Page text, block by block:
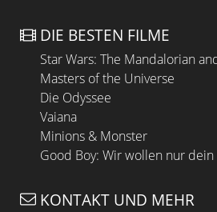
DIE BESTEN FILME
Star Wars: The Mandalorian
Masters of the Universe
Die Odyssee
Vaiana
Minions & Monster
Good Boy: Wir wollen nur dein
KONTAKT UND MEHR